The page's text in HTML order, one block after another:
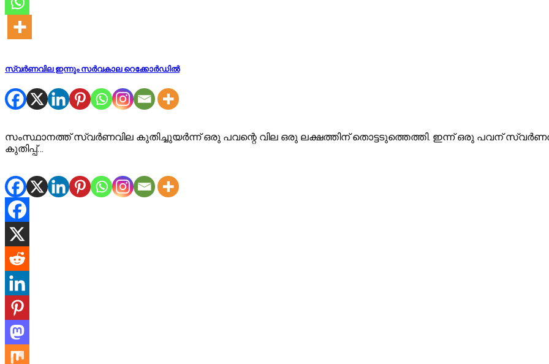
സ്വര്‍ണവില ഇന്നും സര്‍വകാല റെക്കോര്‍ഡില്‍
സംസ്ഥാനത്ത് സ്വര്‍ണവില കുതിച്ചുയര്‍ന്ന് ഒരു പവന്റെ വില ഒരു ലക്ഷത്തിന് തൊട്ടടുത്തെത്തി. ഇന്ന് ഒരു പവന്
കുതിപ്പ്…